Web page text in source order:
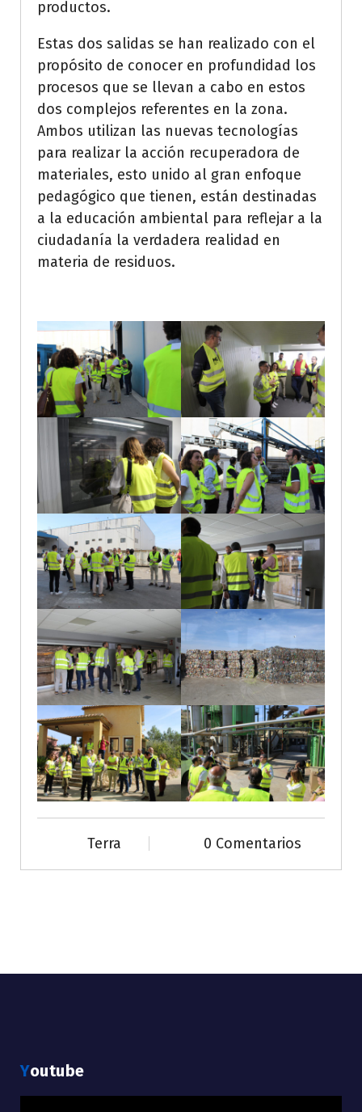
productos.
Estas dos salidas se han realizado con el
propósito de conocer en profundidad los
procesos que se llevan a cabo en estos
dos complejos referentes en la zona.
Ambos utilizan las nuevas tecnologías
para realizar la acción recuperadora de
materiales, esto unido al gran enfoque
pedagógico que tienen, están destinadas
a la educación ambiental para reflejar a la
ciudadanía la verdadera realidad en
materia de residuos.
Terra 0 Comentarios
Youtube